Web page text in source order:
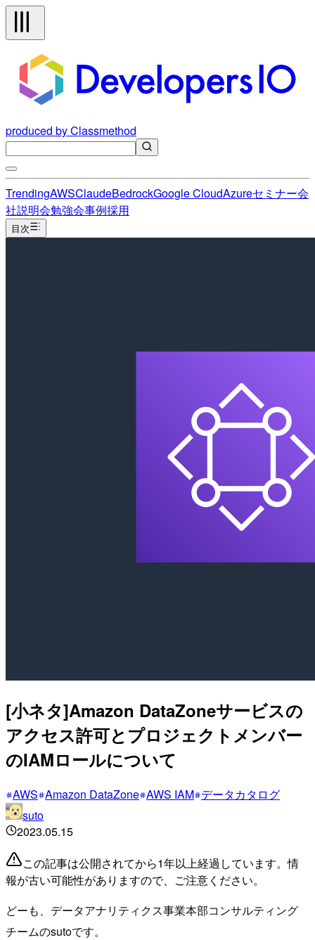
produced by Classmethod
TrendingAWSClaudeBedrockGoogle CloudAzureセミナー会
社説明会勉強会事例採用
目次
[小ネタ]Amazon DataZoneサービスの
アクセス許可とプロジェクトメンバー
のIAMロールについて
AWS Amazon DataZone AWS IAM データカタログ
suto
2023.05.15
この記事は公開されてから1年以上経過しています。情
報が古い可能性がありますので、ご注意ください。
どーも、データアナリティクス事業本部コンサルティング
チームのsutoです。